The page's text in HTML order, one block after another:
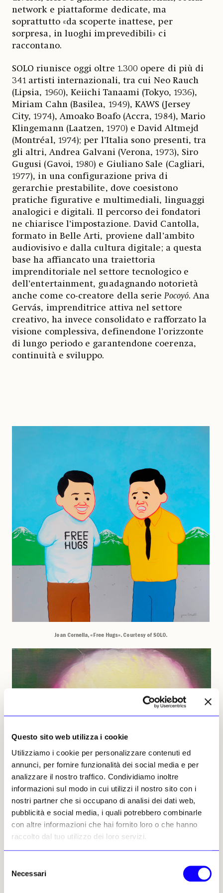
Questo sito web utilizza i cookie
Utilizziamo i cookie per personalizzare contenuti ed
annunci, per fornire funzionalità dei social media e per
analizzare il nostro traffico. Condividiamo inoltre
informazioni sul modo in cui utilizzi il nostro sito con i
nostri partner che si occupano di analisi dei dati web,
pubblicità e social media, i quali potrebbero combinarle
con altre informazioni che hai fornito loro o che hanno
raccolto dal tuo utilizzo dei loro servizi.
delNecessari
network e piattaforme dedicate, ma
soprattutto «da scoperte inattese, per
sorpresa, in luoghi imprevedibili» ci
raccontano.
SOLO riunisce oggi oltre 1.300 opere di più di
341 artisti internazionali, tra cui Neo Rauch
(Lipsia, 1960), Keiichi Tanaami (Tokyo, 1936),
Miriam Cahn (Basilea, 1949), KAWS (Jersey
City, 1974), Amoako Boafo (Accra, 1984), Mario
Klingemann (Laatzen, 1970) e David Altmejd
(Montréal, 1974); per l’Italia sono presenti, tra
gli altri, Andrea Galvani (Verona, 1973), Siro
Gugusi (Gavoi, 1980) e Giuliano Sale (Cagliari,
1977), in una configurazione priva di
gerarchie prestabilite, dove coesistono
pratiche figurative e multimediali, linguaggi
analogici e digitali. Il percorso dei fondatori
ne chiarisce l’impostazione. David Cantolla,
formato in Belle Arti, proviene dall’ambito
audiovisivo e dalla cultura digitale; a questa
base ha affiancato una traiettoria
imprenditoriale nel settore tecnologico e
dell’entertainment, guadagnando notorietà
anche come co-creatore della seriePocoyó. Ana
Gervás, imprenditrice attiva nel settore
creativo, ha invece consolidato e rafforzato la
visione complessiva, definendone l’orizzonte
di lungo periodo e garantendone coerenza,
continuità e sviluppo.
Joan Cornella, «Free Hugs». Courtesy of SOLO.